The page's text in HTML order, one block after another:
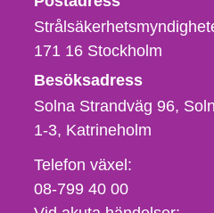
171 16 Stockholm
Besöksadress
Solna Strandväg 96,
1-3 Katrineholm
Telefon,
fax
och
Telefon växel:
08-799 40 00